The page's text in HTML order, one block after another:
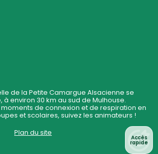
de la Petite Camargue Alsacienne se
à environ 30 km au sud de Mulhouse.
de connexion et de respiration en
et scolaires, suivez les animateurs !
Plan du site Accès
rapide
Contact